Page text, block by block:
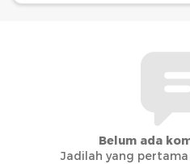
Belum ada
Jadilah yang